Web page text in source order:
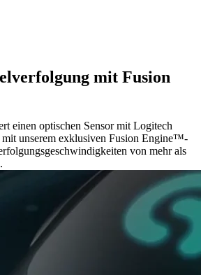
mit Fusion
einen optischen Sensor mit Logitech
unserem exklusiven Fusion Engine™-
von mehr als